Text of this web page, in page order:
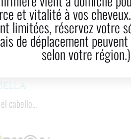
de lectura
  minutos
cabello...
cheveux. Les places
votre séance. (Des
peuvent s'appliquer
votre région.)